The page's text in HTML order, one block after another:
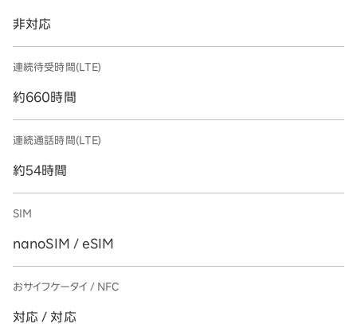
非対応
連続待受時間(LTE)
約660時間
連続通話時間(LTE)
約54時間
SIM
nanoSIM / eSIM
おサイフケータイ / NFC
対応 / 対応